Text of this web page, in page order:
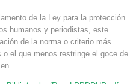
de la Ley para la protección
humanos y periodistas, este
de la norma o criterio más
el que menos restringe el goce de